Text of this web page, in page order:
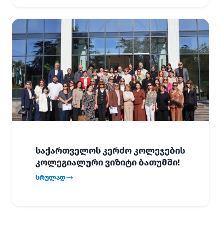
საქართველოს კერძო კოლეჯების
კოლეგიალური ვიზიტი ბათუმში!
სრულად